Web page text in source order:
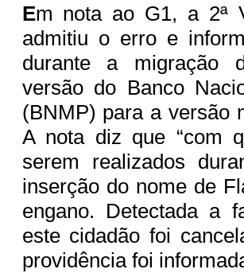
Em nota ao G1, a 2ª
admitiu o erro e
durante a migração
versão do Banco
(BNMP) para a versão
A nota diz que “com
serem realizados
inserção do nome de
engano. Detectada a
este cidadão foi
providência foi